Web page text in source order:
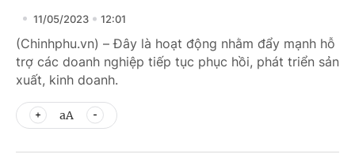
11/05/2023 12:01
(Chinhphu.vn) – Đây là hoạt động nhằm đẩy mạnh hỗ
trợ các doanh nghiệp tiếp tục phục hồi, phát triển sản
xuất, kinh doanh.
aA